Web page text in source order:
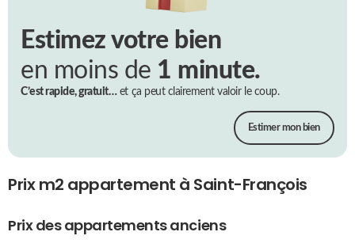
Estimez votre bien
en moins de 1 minute.
C’est rapide, gratuit…et ça peut clairement valoir le coup.
Estimer mon bien
Prix m2 appartement à Saint-François
Prix des appartements anciens